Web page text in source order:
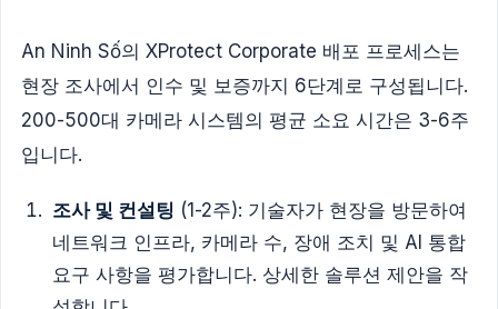
An Ninh Số의 XProtect Corporate 배포 프로세스는
현장 조사에서 인수 및 보증까지 6단계로 구성됩니다.
200-500대 카메라 시스템의 평균 소요 시간은 3-6주
입니다.
조사 및 컨설팅 (1-2주): 기술자가 현장을 방문하여
네트워크 인프라, 카메라 수, 장애 조치 및 AI 통합
요구 사항을 평가합니다. 상세한 솔루션 제안을 작